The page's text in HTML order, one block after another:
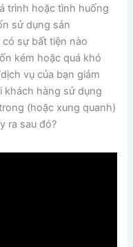
trình hoặc tình huống
sử dụng sản
sự bất tiện nào
kém hoặc quá khó
vụ của bạn giảm
khách hàng sử dụng
(hoặc xung quanh)
ra sau đó?